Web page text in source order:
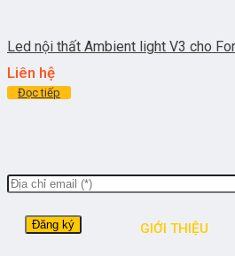
Led nội thất Ambient light V3 cho
Liên hệ
Đọc tiếp
GIỚI THIỆU